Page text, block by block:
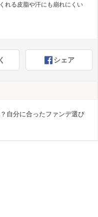
れる皮脂や汗にも崩れにくい
シェア
自分に合ったファンデ選び